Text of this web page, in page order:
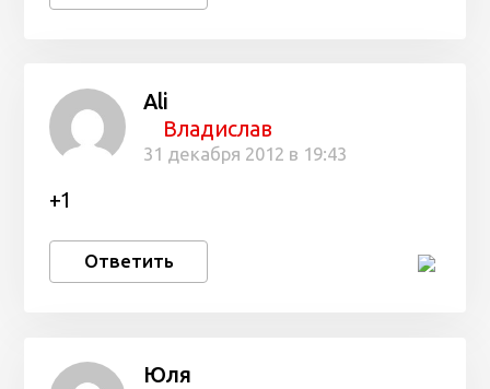
Ali
Владислав
31 декабря 2012 в 19:43
+1
Ответить
Юля